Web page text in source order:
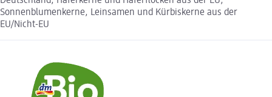
Sonnenblumenkerne, Leinsamen und Kürbiskerne aus der
EU/Nicht-EU